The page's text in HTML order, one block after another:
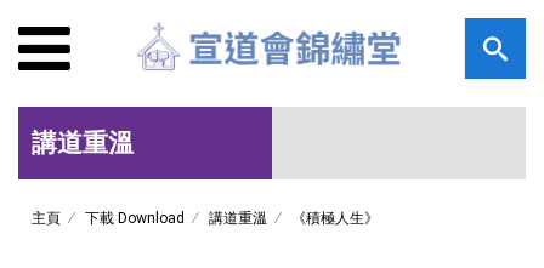
講道重溫
主頁 下載 Download 講道重溫 《積極人生》